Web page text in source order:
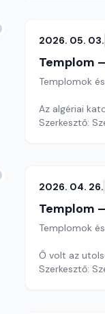
2026. 05. 03.
Templom
Templomok
Az algériai
Szerkesztő:
2026. 04. 26.
Templom
Templomok
Ő volt az
Szerkesztő: